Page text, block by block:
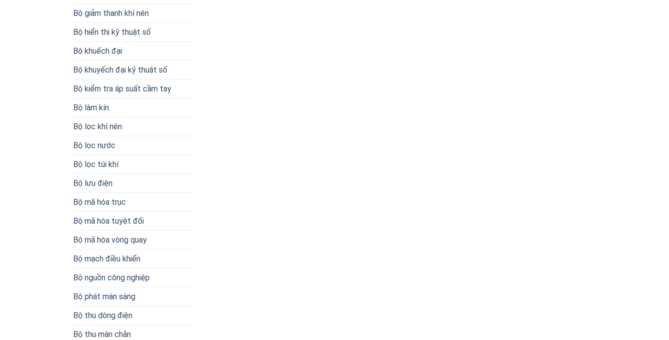
Bộ giảm thanh khí nén
Bộ hiển thị kỹ thuật số
Bộ khuếch đại·
Bộ khuyếch đại kỹ thuật số
Bộ kiểm tra áp suất cầm tay
Bộ làm kín
Bộ lọc khí nén
Bộ lọc nước
Bộ lọc túi khí
Bộ lưu điện
Bộ mã hóa trục
Bộ mã hóa tuyệt đối
Bộ mã hóa vòng quay
Bộ mạch điều khiển
Bộ nguồn công nghiệp
Bộ phát màn sáng
Bộ thu dòng điện
Bộ thu màn chắn